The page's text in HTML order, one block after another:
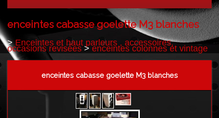
enceintes cabasse goelette M3 blanches
>Enceintes et haut parleurs , accessoires,
occasions revisées>enceintes colonnes et vintage
enceintes cabasse goelette M3 blanches